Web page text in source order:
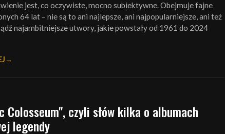
jest, co oczywiste, mocno subiektywne. Obejmuje fajne
64 lat – nie są to ani najlepsze, ani najpopularniejsze, ani też
najambitniejsze utwory, jakie powstały od 1961 do 2024
Colosseum", czyli słów kilka o albumach
legendy